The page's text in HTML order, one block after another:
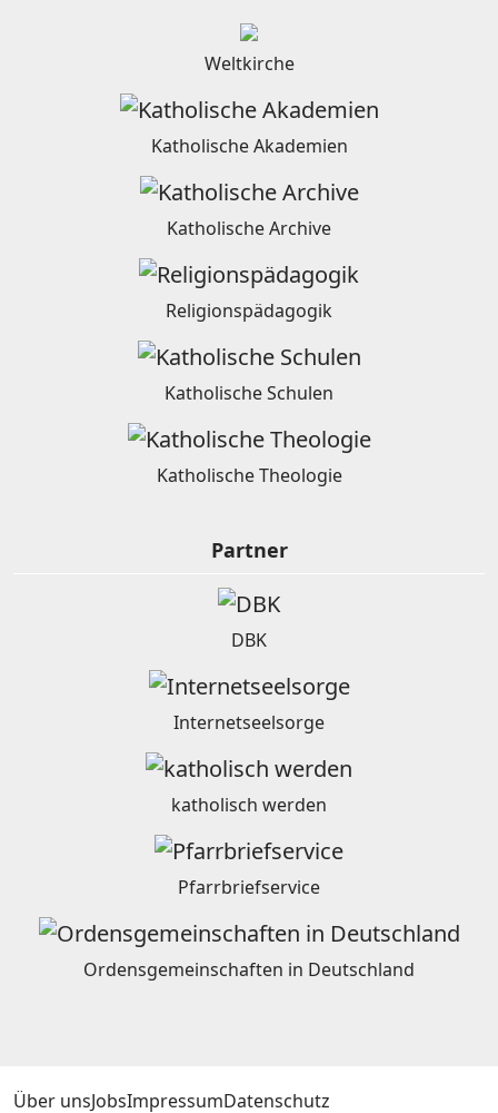
Weltkirche
Katholische Akademien
Katholische Archive
Religionspädagogik
Katholische Schulen
Katholische Theologie
Partner
DBK
Internetseelsorge
katholisch werden
Pfarrbriefservice
Ordensgemeinschaften in Deutschland
Über unsJobsImpressumDatenschutz